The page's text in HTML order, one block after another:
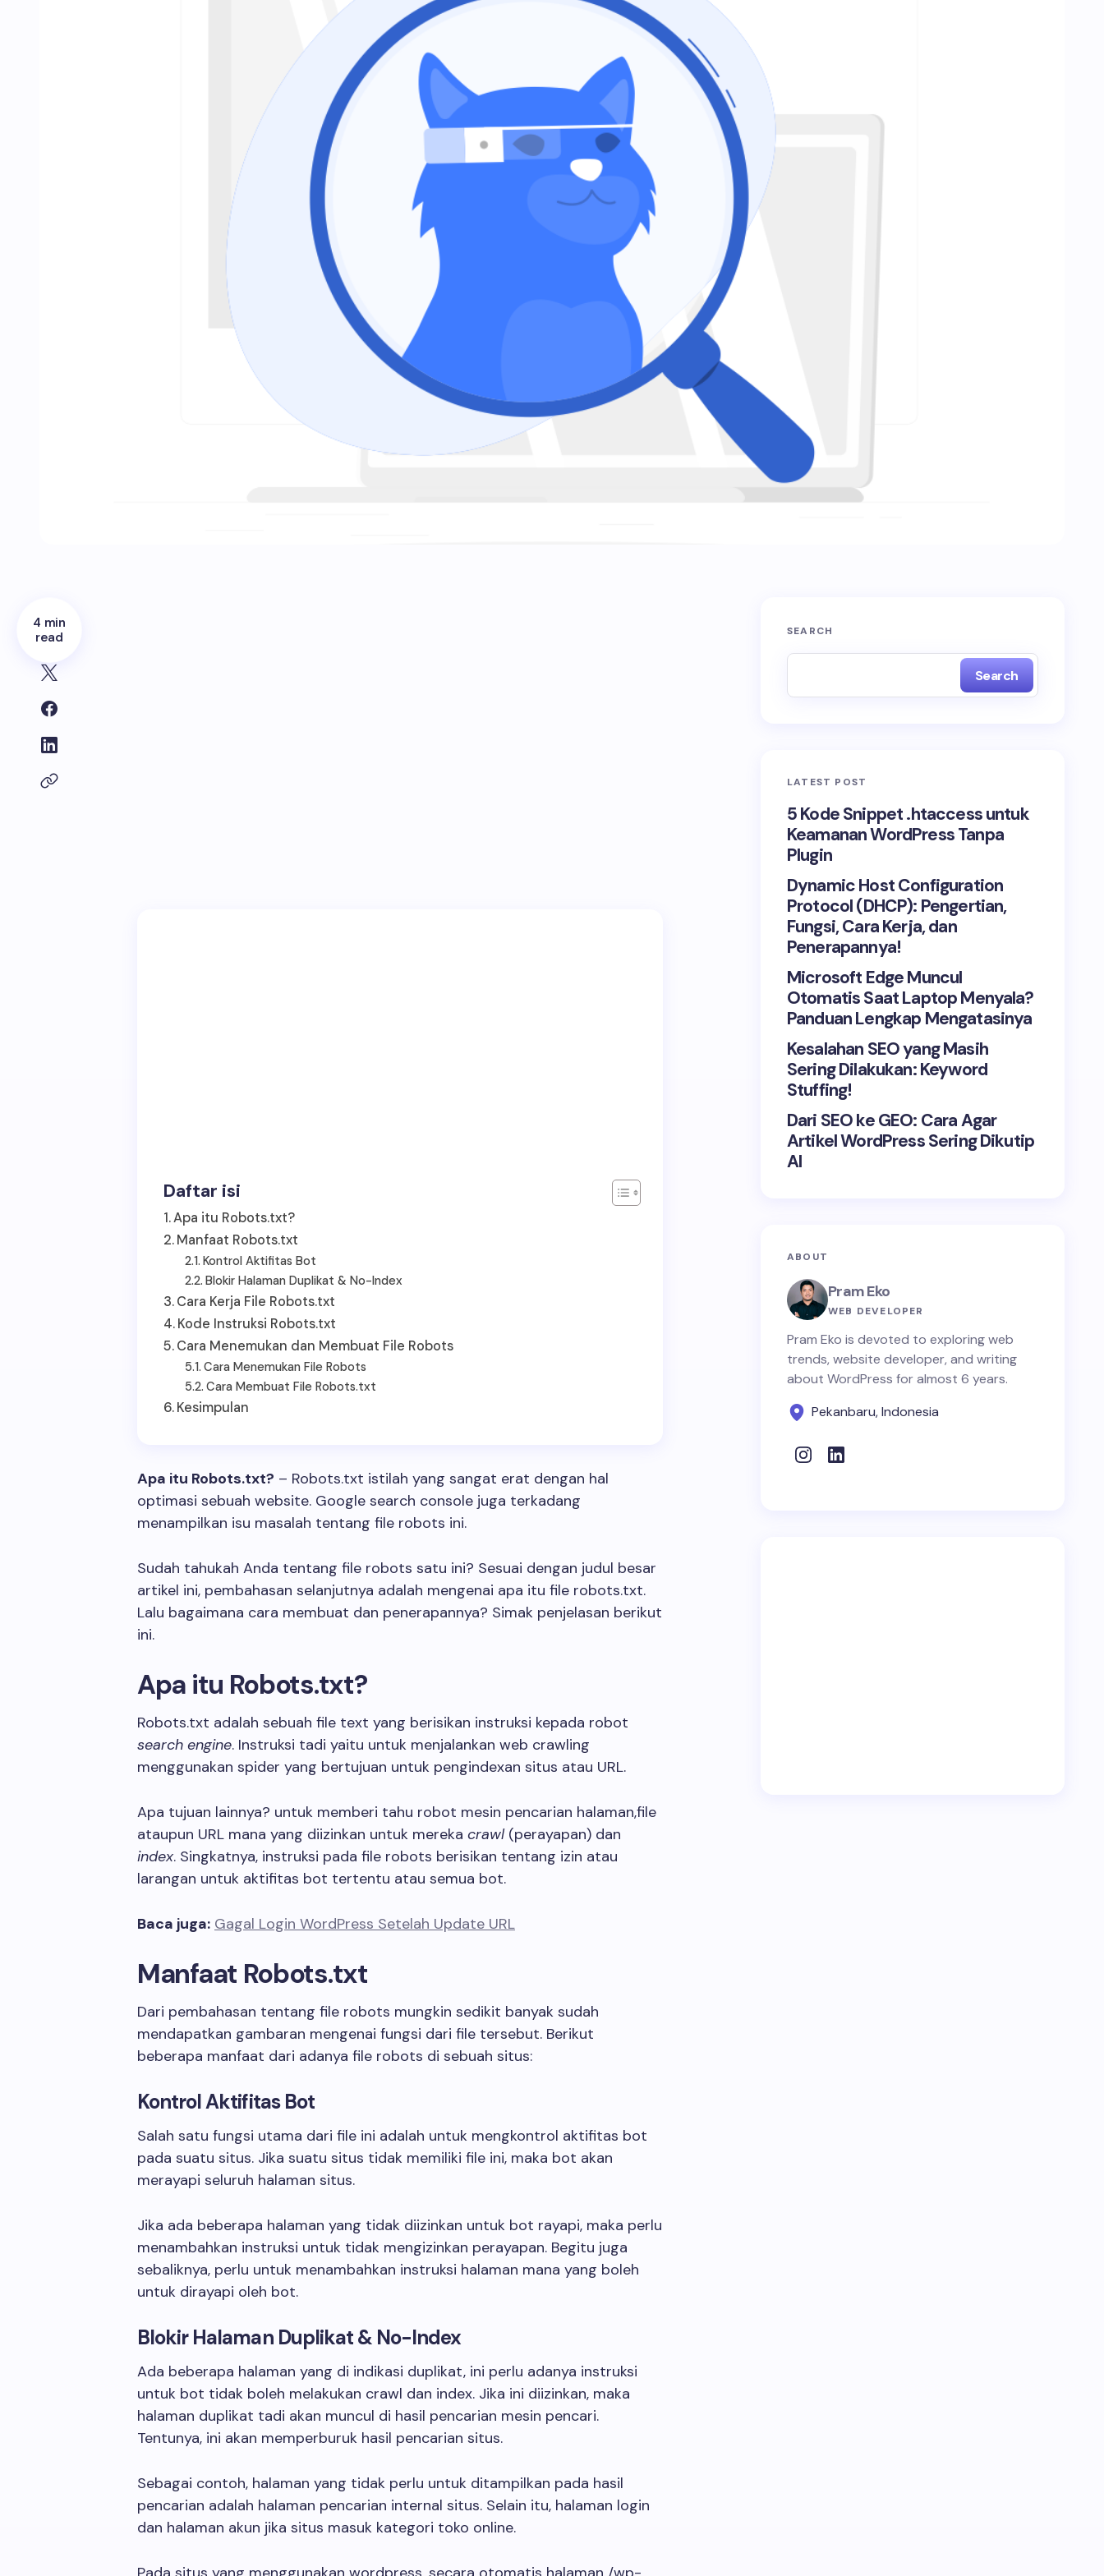
4 min
read
Daftar isi
Apa itu Robots.txt?
Manfaat Robots.txt
Kontrol Aktifitas Bot
Blokir Halaman Duplikat & No-Index
Cara Kerja File Robots.txt
Kode Instruksi Robots.txt
Cara Menemukan dan Membuat File Robots
Cara Menemukan File Robots
Cara Membuat File Robots.txt
Kesimpulan
Apa itu Robots.txt? – Robots.txt istilah yang sangat erat dengan hal
optimasi sebuah website. Google search console juga terkadang
menampilkan isu masalah tentang file robots ini.
Sudah tahukah Anda tentang file robots satu ini? Sesuai dengan judul besar
artikel ini, pembahasan selanjutnya adalah mengenai apa itu file robots.txt.
Lalu bagaimana cara membuat dan penerapannya? Simak penjelasan berikut
ini.
Apa itu Robots.txt?
Robots.txt adalah sebuah file text yang berisikan instruksi kepada robot
search engine. Instruksi tadi yaitu untuk menjalankan web crawling
menggunakan spider yang bertujuan untuk pengindexan situs atau URL.
Apa tujuan lainnya? untuk memberi tahu robot mesin pencarian halaman,file
ataupun URL mana yang diizinkan untuk mereka crawl(perayapan) dan
index. Singkatnya, instruksi pada file robots berisikan tentang izin atau
larangan untuk aktifitas bot tertentu atau semua bot.
Baca juga: Gagal Login WordPress Setelah Update URL
Manfaat Robots.txt
Dari pembahasan tentang file robots mungkin sedikit banyak sudah
mendapatkan gambaran mengenai fungsi dari file tersebut. Berikut
beberapa manfaat dari adanya file robots di sebuah situs:
Kontrol Aktifitas Bot
Salah satu fungsi utama dari file ini adalah untuk mengkontrol aktifitas bot
pada suatu situs. Jika suatu situs tidak memiliki file ini, maka bot akan
merayapi seluruh halaman situs.
Jika ada beberapa halaman yang tidak diizinkan untuk bot rayapi, maka perlu
menambahkan instruksi untuk tidak mengizinkan perayapan. Begitu juga
sebaliknya, perlu untuk menambahkan instruksi halaman mana yang boleh
untuk dirayapi oleh bot.
Blokir Halaman Duplikat & No-Index
Ada beberapa halaman yang di indikasi duplikat, ini perlu adanya instruksi
untuk bot tidak boleh melakukan crawl dan index. Jika ini diizinkan, maka
halaman duplikat tadi akan muncul di hasil pencarian mesin pencari.
Tentunya, ini akan memperburuk hasil pencarian situs.
Sebagai contoh, halaman yang tidak perlu untuk ditampilkan pada hasil
pencarian adalah halaman pencarian internal situs. Selain itu, halaman login
dan halaman akun jika situs masuk kategori toko online.
SEARCH
Search
LATEST POST
5 Kode Snippet .htaccess untuk
Keamanan WordPress Tanpa
Plugin
Dynamic Host Configuration
Protocol (DHCP): Pengertian,
Fungsi, Cara Kerja, dan
Penerapannya!
Microsoft Edge Muncul
Otomatis Saat Laptop Menyala?
Panduan Lengkap Mengatasinya
Kesalahan SEO yang Masih
Sering Dilakukan: Keyword
Stuffing!
Dari SEO ke GEO: Cara Agar
Artikel WordPress Sering Dikutip
AI
ABOUT
Pram Eko
WEB DEVELOPER
Pram Eko is devoted to exploring web
trends, website developer, and writing
about WordPress for almost 6 years.
Pekanbaru, Indonesia